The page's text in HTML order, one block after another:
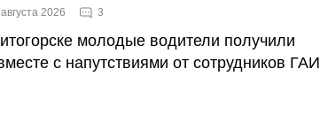
2026 3
молодые водители получили
с напутствиями от сотрудников ГАИ